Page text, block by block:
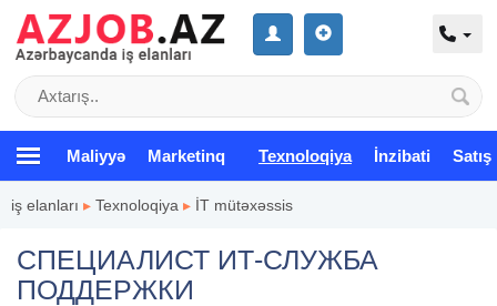
Maliyyə Marketinq Texnoloqiya İnzibati Satış
iş elanları ▸ Texnoloqiya ▸ İT mütəxəssis
СПЕЦИАЛИСТ ИТ-СЛУЖБА
ПОДДЕРЖКИ